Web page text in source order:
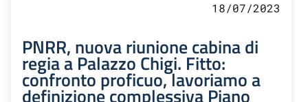
18/07/2023
PNRR, nuova riunione cabina di
regia a Palazzo Chigi. Fitto:
confronto proficuo, lavoriamo a
definizione complessiva Piano